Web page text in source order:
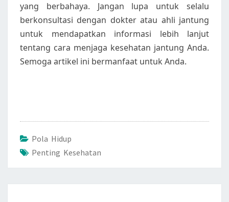
yang berbahaya. Jangan lupa untuk selalu
berkonsultasi dengan dokter atau ahli jantung
untuk mendapatkan informasi lebih lanjut
tentang cara menjaga kesehatan jantung Anda.
Semoga artikel ini bermanfaat untuk Anda.
Pola Hidup
Penting Kesehatan